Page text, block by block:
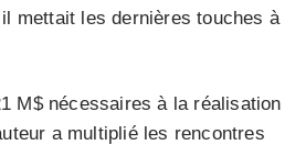
mettait les dernières touches à
M$ nécessaires à la réalisation
a multiplié les rencontres